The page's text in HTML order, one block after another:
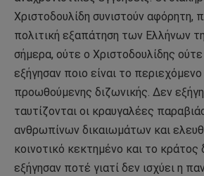
Χριστοδουλίδη συνιστούν αφόρητη,
πολιτική εξαπάτηση των Ελλήνων
σήμερα, ούτε ο Χριστοδουλίδης
εξήγησαν ποιο είναι το
προωθούμενης διζωνικής. Δεν
ταυτίζονται οι κραυγαλέες
ανθρωπίνων δικαιωμάτων και
κοινοτικό κεκτημένο και το κράτος
εξήγησαν ποτέ γιατί δεν ισχύει η